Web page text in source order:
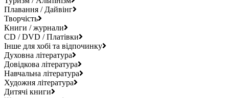
Плавання / Дайвінг
Творчість
Книги / журнали
CD / DVD / Платівки
Інше для хобі та відпочинку
Духовна література
Довідкова література
Навчальна література
Художня література
Дитячі книги